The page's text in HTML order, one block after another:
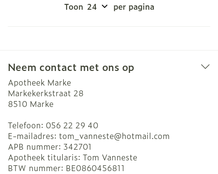
Toon per pagina
Neem contact met ons op
Apotheek Marke
Markekerkstraat 28
8510 Marke
Telefoon: 056 22 29 40
E-mailadres: tom_vanneste@hotmail.com
APB nummer: 342701
Apotheek titularis: Tom Vanneste
BTW nummer: BE0860456811